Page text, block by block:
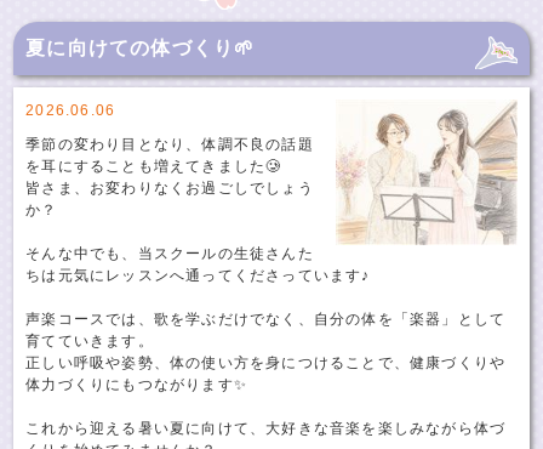
夏に向けての体づくり🌱
2026.06.06
季節の変わり目となり、体調不良の話題
を耳にすることも増えてきました🥲
皆さま、お変わりなくお過ごしでしょう
か？
そんな中でも、当スクールの生徒さんた
ちは元気にレッスンへ通ってくださっています♪
声楽コースでは、歌を学ぶだけでなく、自分の体を「楽器」として
育てていきます。
正しい呼吸や姿勢、体の使い方を身につけることで、健康づくりや
体力づくりにもつながります✨
これから迎える暑い夏に向けて、大好きな音楽を楽しみながら体づ